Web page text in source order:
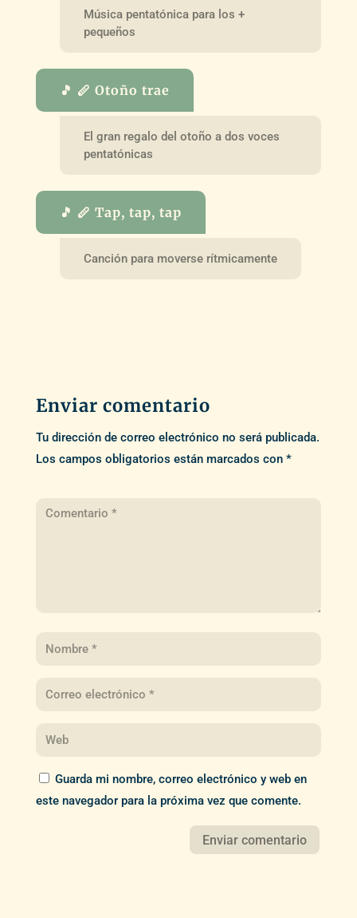
Música pentatónica para los +
pequeños
🎵 🪈 Otoño trae
El gran regalo del otoño a dos voces
pentatónicas
🎵 🪈 Tap, tap, tap
Canción para moverse rítmicamente
Enviar comentario
Tu dirección de correo electrónico no será publicada.
Los campos obligatorios están marcados con *
Guarda mi nombre, correo electrónico y web en
este navegador para la próxima vez que comente.